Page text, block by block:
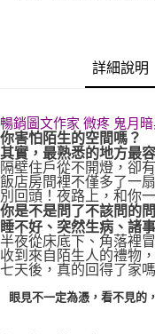
詳細說明
暢銷圖文作家 微疼 鬼月
你害怕陌生的空間嗎？
其實，最熟悉的地方最
隔壁住戶從不開燈，卻
飯店房間裡不僅多了一
別回頭！夜路上，和你
你是不是問了不該問的
睡不好、突然生病、諸
半夜從床底下、角落裡
收到來自陌生人的禮物
七天後，真的回得了家
眼見不一定為憑，看不見的